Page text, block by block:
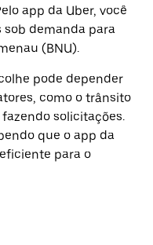
app da Uber, você
demanda para
(BNU).
pode depender
como o trânsito
solicitações.
que o app da
para o